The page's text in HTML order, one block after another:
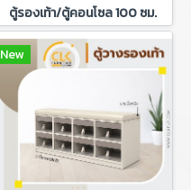
ตู้รองเท้า/ตู้คอนโซล 100 ซม.
New